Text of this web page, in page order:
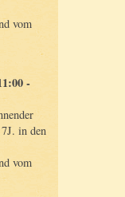
vom
-
in den
vom